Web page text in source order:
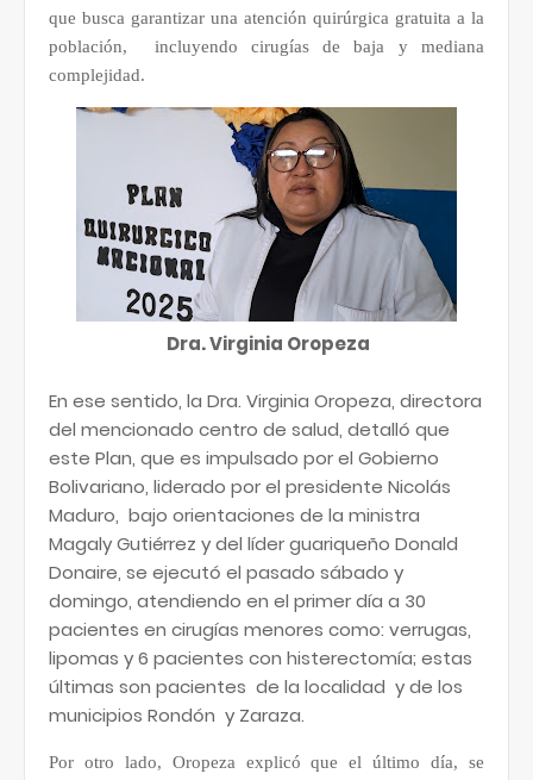
que busca garantizar una atención quirúrgica gratuita a la
población,
incluyendo cirugías de baja y mediana
complejidad.
Dra. Virginia Oropeza
En ese sentido, la Dra. Virginia Oropeza, directora
del mencionado centro de salud, detalló que
este Plan, que es impulsado por el Gobierno
Bolivariano, liderado por el presidente Nicolás
Maduro, bajo orientaciones de la ministra
Magaly Gutiérrez y del líder guariqueño Donald
Donaire, se ejecutó el pasado sábado y
domingo, atendiendo en el primer día a 30
pacientes en cirugías menores como: verrugas,
lipomas y 6 pacientes con histerectomía; estas
últimas son pacientes de la localidad y de los
municipios Rondón y Zaraza.
Por otro lado, Oropeza explicó que el último día, se